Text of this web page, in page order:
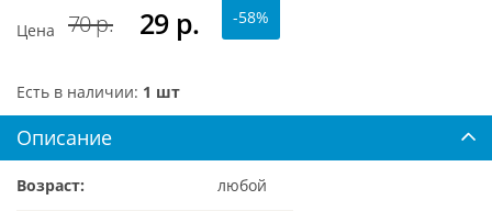
Цена 70 р. 29 р. -58%
Есть в наличии: 1 шт
Описание
Возраст: любой